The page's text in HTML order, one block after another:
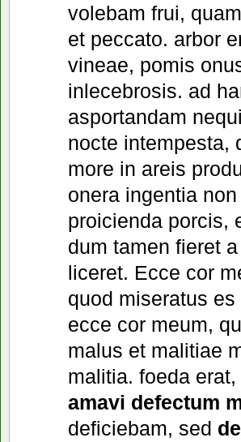
volebam frui,
et peccato. arbor
vineae, pomis
inlecebrosis. ad
asportandam
nocte intempesta,
more in areis
onera ingentia
proicienda porcis,
dum tamen fieret
liceret. Ecce cor
quod miseratus es
ecce cor meum,
malus et malitiae
malitia. foeda
amavi defectum
deficiebam, sed